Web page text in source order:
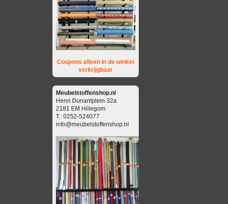
Coupons alleen in de winkel
verkrijgbaar
Meubelstoffenshop.nl
Henri Dunantplein 32a
2181 EM Hillegom
T.: 0252-524077
info@meubelstoffenshop.nl